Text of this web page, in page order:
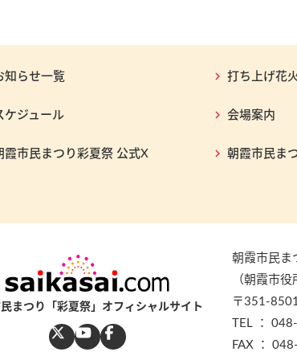
知らせ一覧 打ち上げ花
ケジュール 会場案内
霞市民まつり彩夏祭 公式X 朝霞市民ま
まつり「彩夏祭」オフィシャルサイト
朝霞市民ま
（朝霞市
〒351-
TEL ：
FAX ：